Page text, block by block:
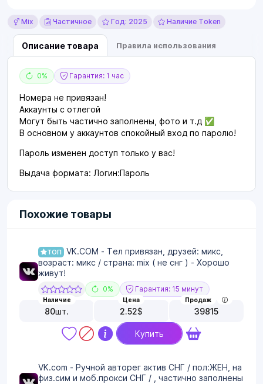
Mix Частичное Год: 2025 Наличие Token
Описание товара Правила использования
0% Гарантия: 1 час
Номера не привязан!
Аккаунты с отлегой
Могут быть частично заполнены, фото и т.д ✅
В основном у аккаунтов спокойный вход по паролю!
Пароль изменен доступ только у вас!
Выдача формата: Логин:Пароль
Похожие товары
ТОП
VK.COM - Тел привязан, друзей: микс,
возраст: микс / страна: mix ( не снг ) - Хорошо
живут!
0% Гарантия: 15 минут
Наличие
80шт.
Цена
2.52$
Продаж
39815
Купить
VK.com - Ручной авторег актив СНГ / пол:ЖЕН, на
физ.сим и моб.прокси СНГ / , частично заполнены